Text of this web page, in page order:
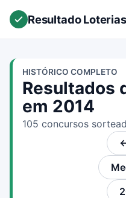
Resultado Loterias
HISTÓRICO COMPLETO
Resultados
em 2014
105 concursos